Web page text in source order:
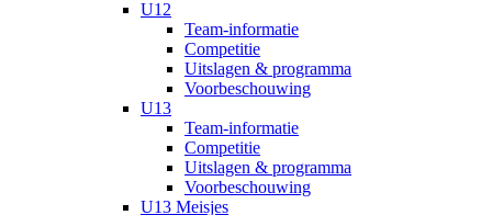
U12
Team-informatie
Competitie
Uitslagen & programma
Voorbeschouwing
U13
Team-informatie
Competitie
Uitslagen & programma
Voorbeschouwing
U13 Meisjes